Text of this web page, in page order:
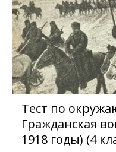
Тест по
Гражданская
1918 годы) (4